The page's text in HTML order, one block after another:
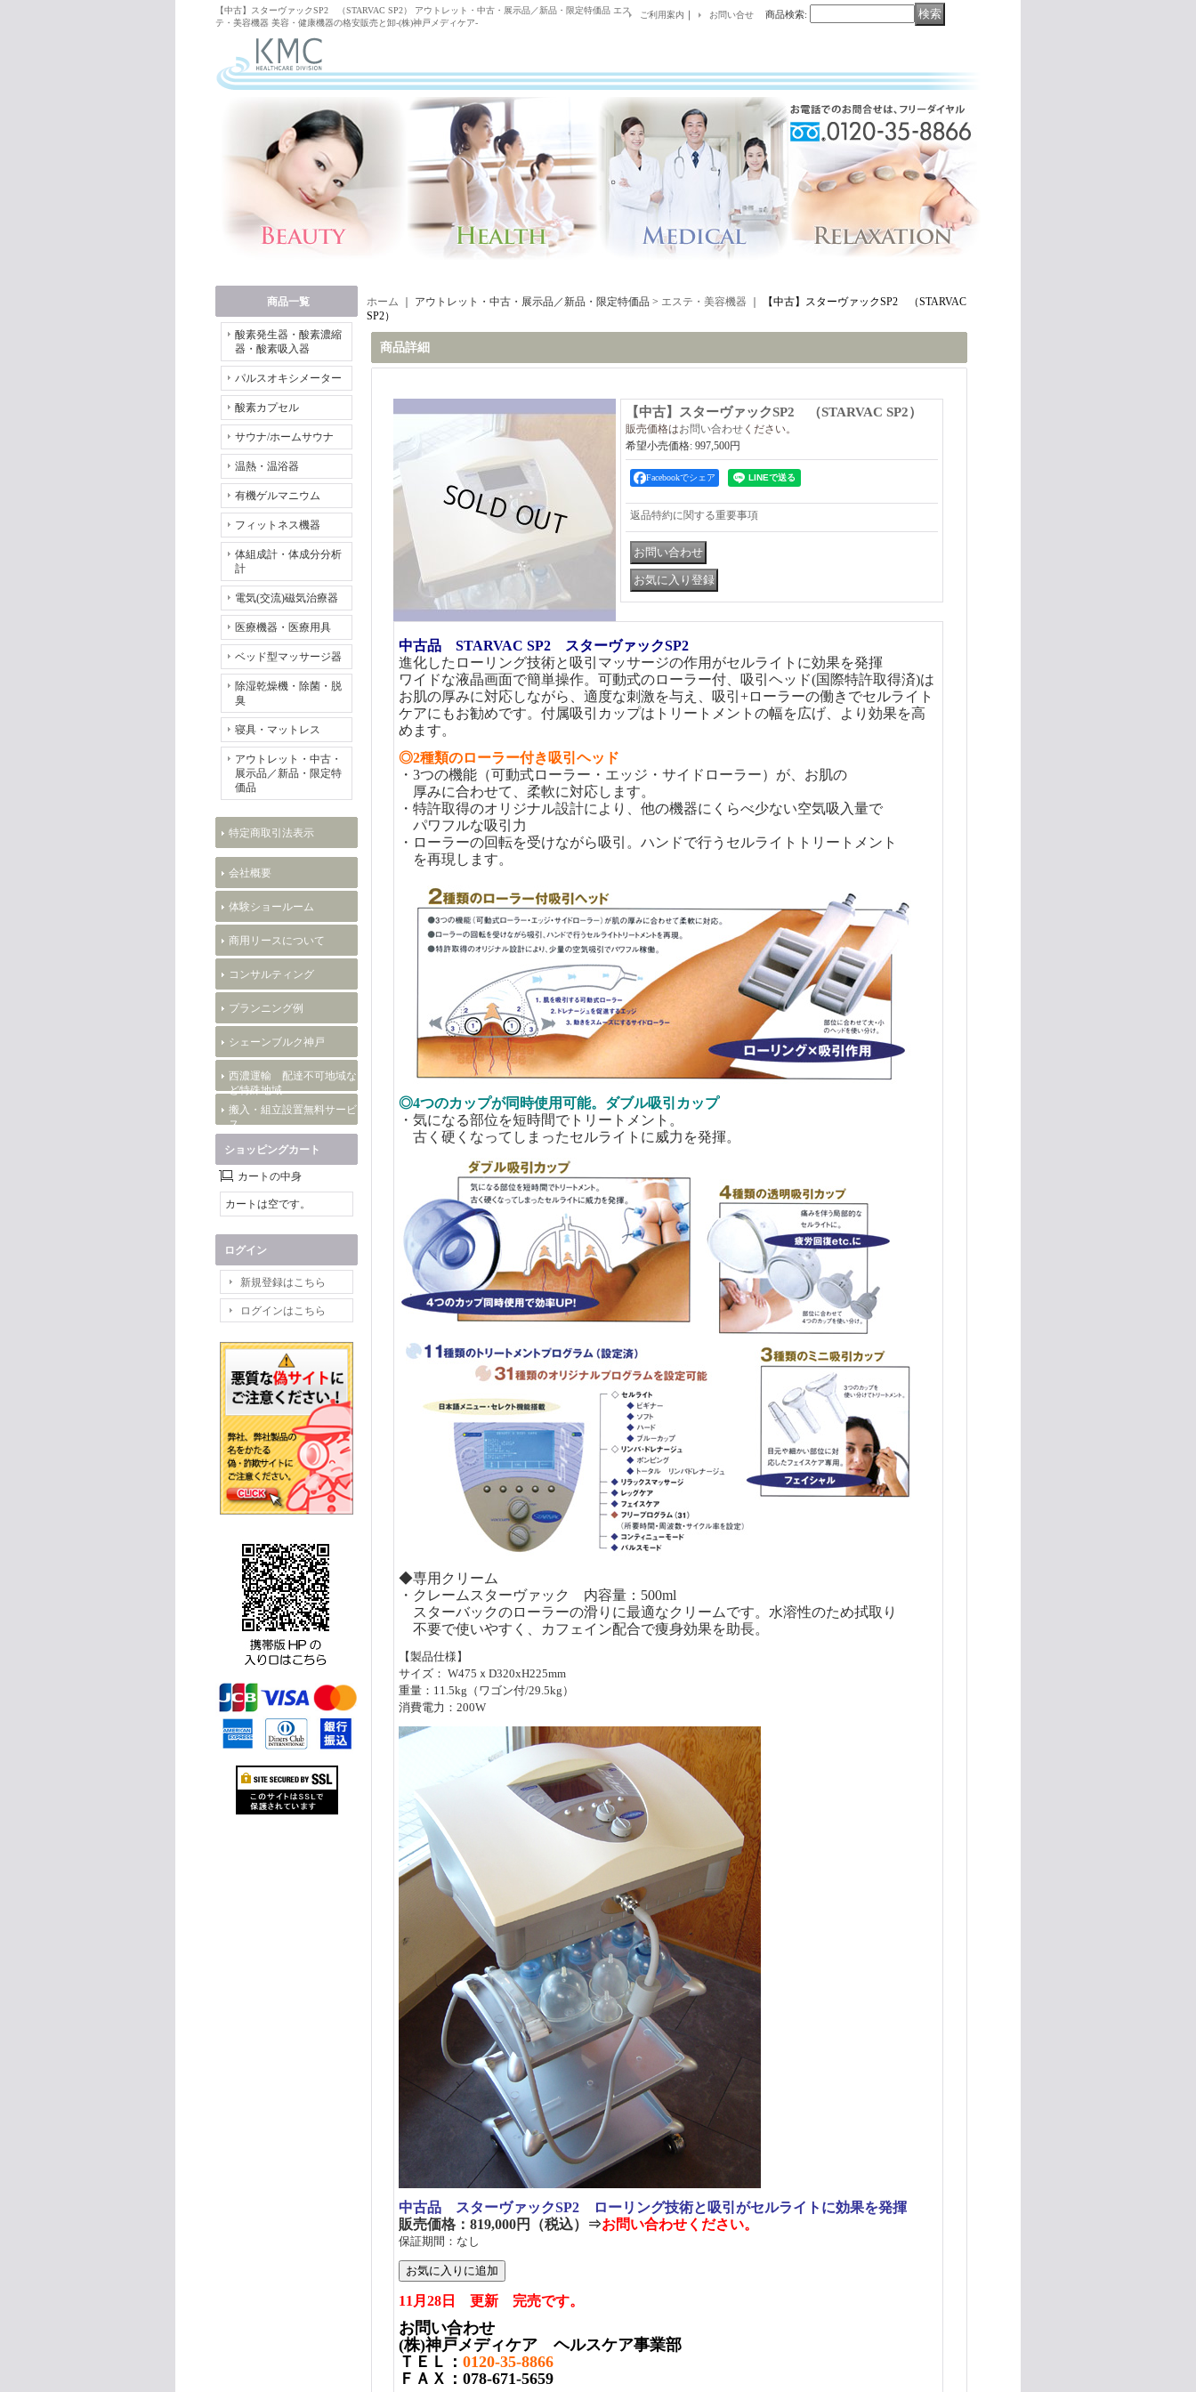
【中古】スターヴァックSP2 （STARVAC SP2） アウトレット・中古・展示品／新品・限定特価品 エス
テ・美容機器 美容・健康機器の格安販売と卸-(株)神戸メディケア-
ご利用案内 ｜ お問い合せ 商品検索:
商品一覧
酸素発生器・酸素濃縮
器・酸素吸入器
パルスオキシメーター
酸素カプセル
サウナ/ホームサウナ
温熱・温浴器
有機ゲルマニウム
フィットネス機器
体組成計・体成分分析
計
電気(交流)磁気治療器
医療機器・医療用具
ベッド型マッサージ器
除湿乾燥機・除菌・脱
臭
寝具・マットレス
アウトレット・中古・
展示品／新品・限定特
価品
特定商取引法表示
会社概要
体験ショールーム
商用リースについて
コンサルティング
プランニング例
シェーンブルク神戸
西濃運輸 配達不可地域な
ど特殊地域
搬入・組立設置無料サービ
ス
ショッピングカート
カートの中身
カートは空です。
ログイン
新規登録はこちら
ログインはこちら
ホーム ｜ アウトレット・中古・展示品／新品・限定特価品 > エステ・美容機器
【中古】スターヴァックSP2 （STARVAC
SP2）
商品詳細
【中古】スターヴァックSP2 （STARVAC SP2）
販売価格はお問い合わせ ください。
希望小売価格: 997,500円
Facebookでシェア
返品特約に関する重要事項
中古品 STARVAC SP2 スターヴァックSP2
進化したローリング技術と吸引マッサージの作用がセルライトに効果を発揮
ワイドな液晶画面で簡単操作。可動式のローラー付、吸引ヘッド(国際特許取得済)は
お肌の厚みに対応しながら、適度な刺激を与え、吸引+ローラーの働きでセルライト
ケアにもお勧めです。付属吸引カップはトリートメントの幅を広げ、より効果を高
めます。
◎2種類のローラー付き吸引ヘッド
・3つの機能（可動式ローラー・エッジ・サイドローラー）が、お肌の
厚みに合わせて、柔軟に対応します。
・特許取得のオリジナル設計により、他の機器にくらべ少ない空気吸入量で
パワフルな吸引力
・ローラーの回転を受けながら吸引。ハンドで行うセルライトトリートメント
を再現します。
◎4つのカップが同時使用可能。ダブル吸引カップ
・気になる部位を短時間でトリートメント。
古く硬くなってしまったセルライトに威力を発揮。
◆専用クリーム
・クレームスターヴァック 内容量：500ml
スターバックのローラーの滑りに最適なクリームです。水溶性のため拭取り
不要で使いやすく、カフェイン配合で痩身効果を助長。
【製品仕様】
サイズ： W475ｘD320xH225mm
重量：11.5kg（ワゴン付/29.5kg）
消費電力：200W
中古品 スターヴァックSP2 ローリング技術と吸引がセルライトに効果を発揮
販売価格：819,000円（税込）⇒お問い合わせください。
保証期間：なし
11月28日 更新 完売です。
お問い合わせ
(株)神戸メディケア ヘルスケア事業部
ＴＥＬ： 0120-35-8866
ＦＡＸ：078-671-5659